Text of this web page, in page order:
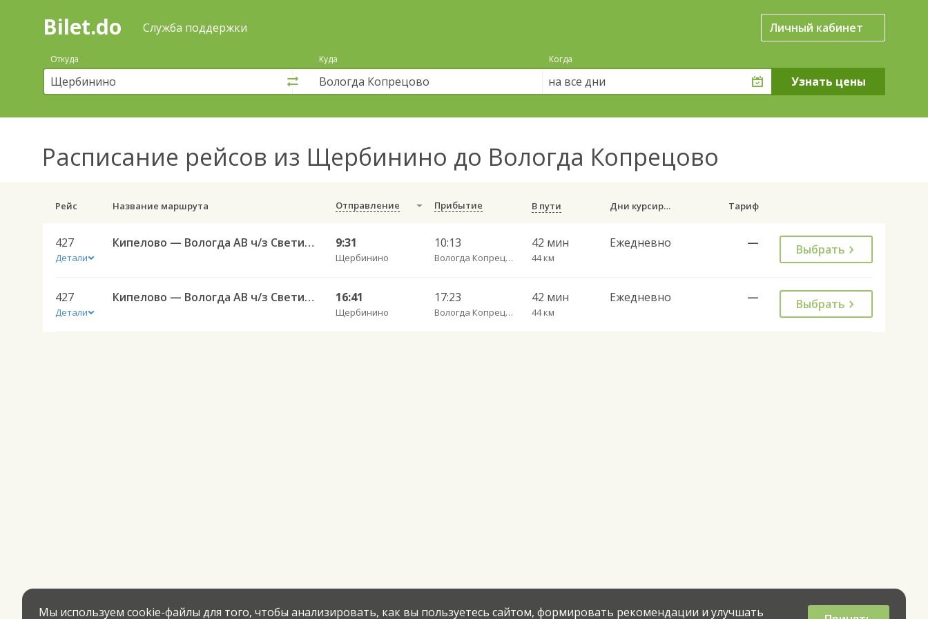
Поиск
покупка
билетов
автобус
онлайн
Bilet.do Служба поддержки Личный кабинет
Откуда Куда Когда
на все дни
Расписание рейсов из Щербинино до Вологда Копрецово
Рейс Название маршрута Отправление Прибытие В пути Дни курсирования Тариф
427
Детали
Кипелово — Вологда АВ ч/з Светилки 427 9:31
Щербинино
10:13
Вологда Копрецово
42 мин
44 км
Ежедневно — Выбрать
427
Детали
Кипелово — Вологда АВ ч/з Светилки 427 16:41
Щербинино
17:23
Вологда Копрецово
42 мин
44 км
Ежедневно — Выбрать
Мы используем cookie-файлы для того, чтобы анализировать, как вы пользуетесь сайтом, формировать рекомендации и улучшать